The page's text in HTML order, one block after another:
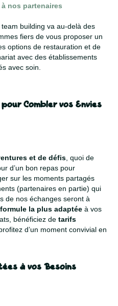
nos partenaires
building va au-delà des
fiers de vous proposer un
options de restauration et de
avec des établissements
avec soin.
Combler vos Envies
et de défis , quoi de
d’un bon repas pour
sur les moments partagés
(partenaires en partie) qui
de nos échanges seront à
formule la plus adaptée à vos
bénéficiez detarifs
d’un moment convivial en
à vos Besoins